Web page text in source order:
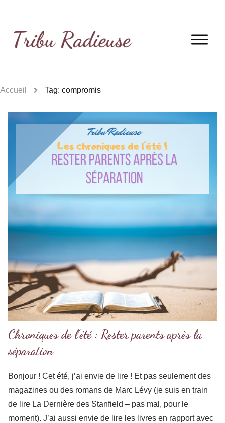
Accueil Tag: compromis
Chroniques de l’été : Rester parents après la
séparation
Bonjour ! Cet été, j’ai envie de lire ! Et pas seulement des
magazines ou des romans de Marc Lévy (je suis en train
de lire La Dernière des Stanfield – pas mal, pour le
moment). J’ai aussi envie de lire les livres en rapport avec